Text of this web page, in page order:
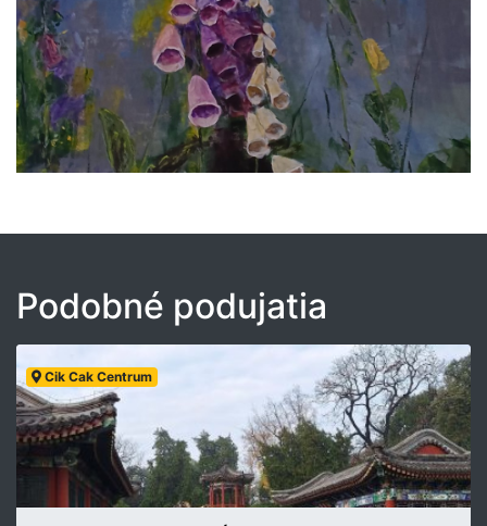
Podobné podujatia
Cik Cak Centrum